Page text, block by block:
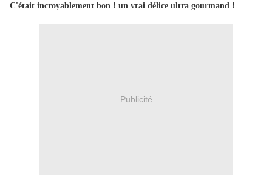
C'était incroyablement bon ! un vrai délice ultra gourmand !
Publicité